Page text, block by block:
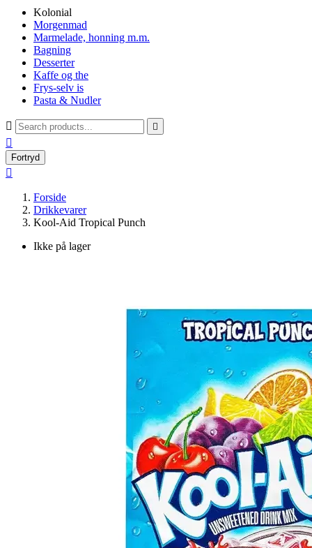
Kolonial
Morgenmad
Marmelade, honning m.m.
Bagning
Desserter
Kaffe og the
Frys-selv is
Pasta & Nudler
 

Fortryd

Forside
Drikkevarer
Kool-Aid Tropical Punch
Ikke på lager